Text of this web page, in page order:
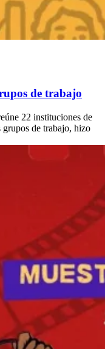
de trabajo
22 instituciones de
grupos de trabajo, hizo